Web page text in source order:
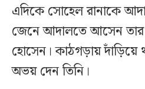
এদিকে সোহেল রানাকে
জেনে আদালতে আসেন তার
হোসেন। কাঠগড়ায় দাঁড়িয়ে
অভয় দেন তিনি।